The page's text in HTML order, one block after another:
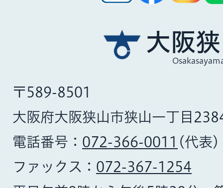
大阪
〒589-8501
大阪府大阪狭山市狭山一丁目
電話番号： 072-366-0011 (代表)
ファックス： 072-367-1254